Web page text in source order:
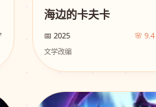
海边的卡夫卡
📅 2025 🌸 9.4
文学改编